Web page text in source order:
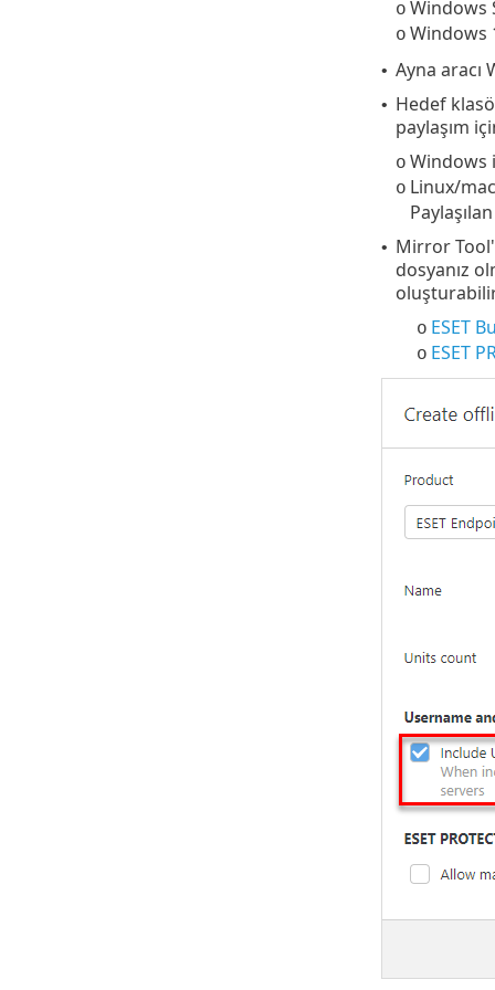
o Windows
o Windows
• Ayna aracı
• Hedef
paylaşım
o Windows
o Linux/
• Mirror
dosyanız
o ESET
o ESET